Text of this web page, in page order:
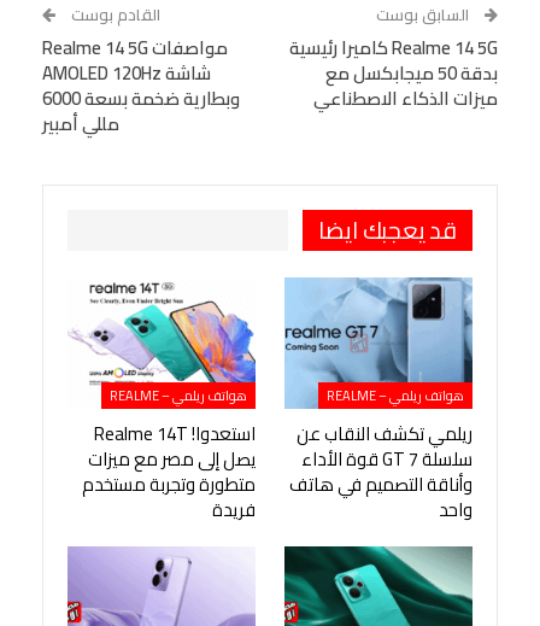
البريد الإلكتروني
StumbleUpon
VK
Digg
LINE
BlackBerry
Viber
السابق بوست
Realme 14 5G كاميرا رئيسية
بدقة 50 ميجابكسل مع
ميزات الذكاء الاصطناعي
القادم بوست
مواصفات Realme 14 5G
شاشة AMOLED 120Hz
وبطارية ضخمة بسعة 6000
مللي أمبير
قد يعجبك ايضا
هواتف ريلمي – REALME
ريلمي تكشف النقاب عن
سلسلة GT 7 قوة الأداء
وأناقة التصميم في هاتف
واحد
هواتف ريلمي – REALME
استعدوا! Realme 14T
يصل إلى مصر مع ميزات
متطورة وتجربة مستخدم
فريدة